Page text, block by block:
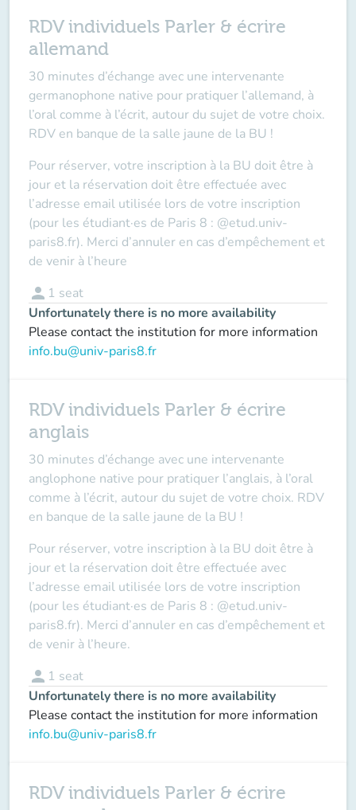
RDV individuels Parler & écrire
allemand
30 minutes d’échange avec une intervenante
germanophone native pour pratiquer l’allemand, à
l’oral comme à l’écrit, autour du sujet de votre choix.
RDV en banque de la salle jaune de la BU !
Pour réserver, votre inscription à la BU doit être à
jour et la réservation doit être effectuée avec
l’adresse email utilisée lors de votre inscription
(pour les étudiant·es de Paris 8 : @etud.univ-
paris8.fr). Merci d’annuler en cas d’empêchement et
de venir à l’heure
person 1 seat
Unfortunately there is no more availability
Please contact the institution for more information
info.bu@univ-paris8.fr
RDV individuels Parler & écrire
anglais
30 minutes d’échange avec une intervenante
anglophone native pour pratiquer l’anglais, à l’oral
comme à l’écrit, autour du sujet de votre choix. RDV
en banque de la salle jaune de la BU !
Pour réserver, votre inscription à la BU doit être à
jour et la réservation doit être effectuée avec
l’adresse email utilisée lors de votre inscription
(pour les étudiant·es de Paris 8 : @etud.univ-
paris8.fr). Merci d’annuler en cas d’empêchement et
de venir à l’heure.
person 1 seat
Unfortunately there is no more availability
Please contact the institution for more information
info.bu@univ-paris8.fr
RDV individuels Parler & écrire